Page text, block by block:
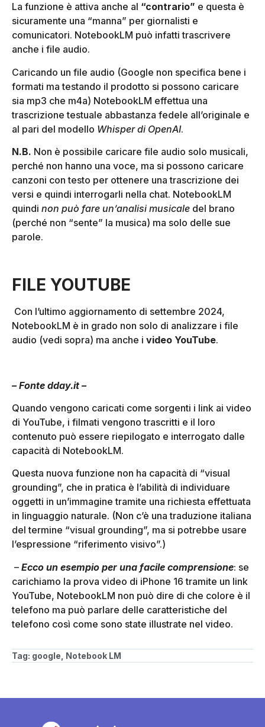
La funzione è attiva anche al “contrario” e questa è
sicuramente una “manna” per giornalisti e
comunicatori. NotebookLM può infatti trascrivere
anche i file audio.
Caricando un file audio (Google non specifica bene i
formati ma testando il prodotto si possono caricare
sia mp3 che m4a) NotebookLM effettua una
trascrizione testuale abbastanza fedele all’originale e
al pari del modello Whisper di OpenAI.
N.B. Non è possibile caricare file audio solo musicali,
perché non hanno una voce, ma si possono caricare
canzoni con testo per ottenere una trascrizione dei
versi e quindi interrogarli nella chat. NotebookLM
quindi non può fare un’analisi musicale del brano
(perché non “sente” la musica) ma solo delle sue
parole.
FILE YOUTUBE
Con l’ultimo aggiornamento di settembre 2024,
NotebookLM è in grado non solo di analizzare i file
audio (vedi sopra) ma anche i video YouTube.
– Fonte dday.it –
Quando vengono caricati come sorgenti i link ai video
di YouTube, i filmati vengono trascritti e il loro
contenuto può essere riepilogato e interrogato dalle
capacità di NotebookLM.
Questa nuova funzione non ha capacità di “visual
grounding”, che in pratica è l’abilità di individuare
oggetti in un’immagine tramite una richiesta effettuata
in linguaggio naturale. (Non c’è una traduzione italiana
del termine “visual grounding”, ma si potrebbe usare
l’espressione “riferimento visivo”.)
– Ecco un esempio per una facile comprensione: se
carichiamo la prova video di iPhone 16 tramite un link
YouTube, NotebookLM non può dire di che colore è il
telefono ma può parlare delle caratteristiche del
telefono così come sono state illustrate nel video.
Tag: google Notebook LM